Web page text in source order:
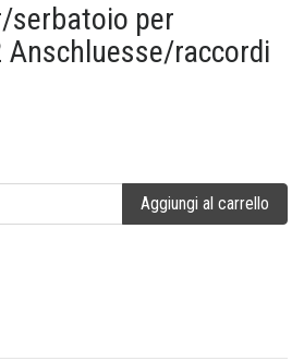
serbatoio per
raccordi
Aggiungi al carrello